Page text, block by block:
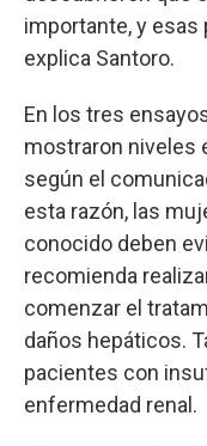
importante, y
explica Santoro.
En los tres
mostraron niveles
según el
esta razón, las
conocido deben
recomienda
comenzar el
daños hepáticos.
pacientes con
enfermedad renal.